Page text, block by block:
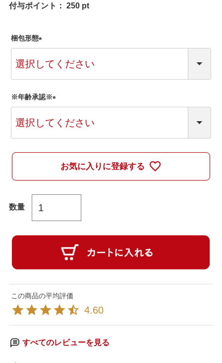
付与ポイント： 250 pt
梱包形態
必
※年齢承認※
必
お気に入りに登録する
4.60
すべてのレビューを見る